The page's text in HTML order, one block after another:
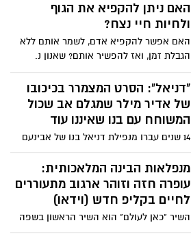
האם ניתן להקפיא את הגוף
ולחיות חיי נצח?
האם אפשר להקפיא אדם, לשמר אותם ללא
הגבלת זמן, ואז להפשיר אותם? שאנון נ.
טסייר חוקרת את האתגרים של שימור
ההקפאה האנושית. צפו
"דניאל": הסרט המצמרר בכיכובו
של אדיר מילר שמגלם אב שכול
המשוחח עם בנו שאיננו עוד
14 שנים עברו מנפילת דניאל בנו של אבינעם
שירן בקרב, והאב השכול לא הצליח להביא
את עצמו למחוק את מספר הטלפון של בנו
המת. יום אחד, כשהטלפון החכם הציע לו
להתקשר לדניאל, הוא חשב, "אולי באמת?".
הרגע הטכנולוגי הקר הפך לסיפור ואז לסרט
קצר שביים נוני גפן בכיכובו של אדיר מילר
מנפלאות הבינה המלאכותית:
עופרה חזה וזוהר ארגוב מתעוררים
לחיים בקליפ חדש (וידאו)
השיר "כאן לעולם" הוא השיר הראשון בשפה
העברית שנוצר באמצעות בינה מלאכותית